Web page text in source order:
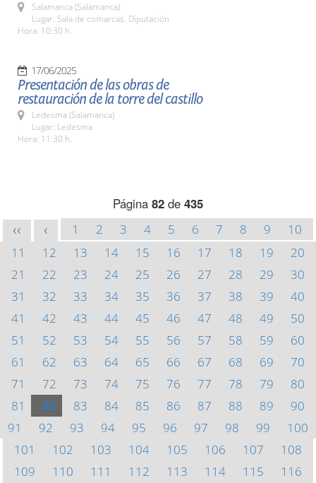
Salamanca (Salamanca)
Lugar. Sala de comarcas. Diputación
Hora: 10:30 h.
17/06/2025
Presentación de las obras de
restauración de la torre del castillo
Ledesma (Salamanca)
Lugar: Ledesma
Hora: 11:30 h.
Página 82 de 435
<< < 1 2 3 4 5 6 7 8 9
10
11
12 13 14 15 16 17 18 19
20
21
22 23 24 25 26 27 28 29
30
31
32 33 34 35 36 37 38 39
40
41
42 43 44 45 46 47 48 49
50
51
52 53 54 55 56 57 58 59
60
61
62 63 64 65 66 67 68 69
70
71
72 73 74 75 76 77 78 79
80
81
82 83 84 85 86 87 88 89
90
91
92 93 94 95 96 97 98 99
100
101
102 103 104 105 106 107
108
109
110 111 112 113 114 115
116